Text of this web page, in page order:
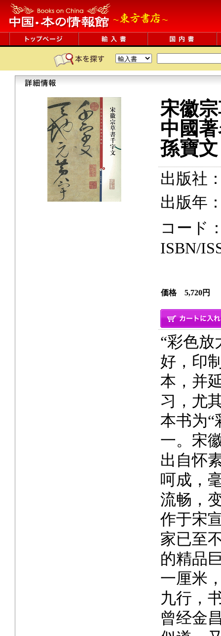
宋徽
中國
孫寶
出版社
出版年
コー
ISBN/
価格 5,720円
“彩色放
好，印
本，并
习，尤
本书为“
一。宋
出自怀
呵成，
流畅，
作于宋
家已至
的精品
一厘米
九行，
曾经金